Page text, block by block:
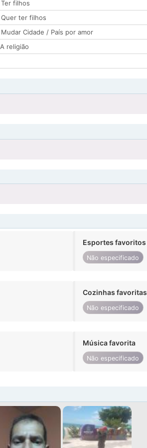
Ter filhos
Quer ter filhos
Mudar Cidade / País por amor
A religião
Esportes favoritos
Não especificado
Cozinhas favoritas
Não especificado
Música favorita
Não especificado